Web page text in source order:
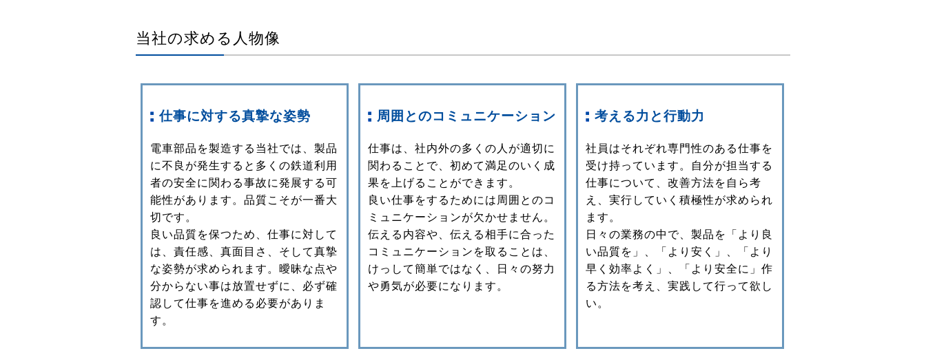
当社の求める人物像
仕事に対する真摯な姿勢
電車部品を製造する当社では、製品
に不良が発生すると多くの鉄道利用
者の安全に関わる事故に発展する可
能性があります。品質こそが一番大
切です。
良い品質を保つため、仕事に対して
は、責任感、真面目さ、そして真摯
な姿勢が求められます。曖昧な点や
分からない事は放置せずに、必ず確
認して仕事を進める必要がありま
す。
周囲とのコミュニケーション
仕事は、社内外の多くの人が適切に
関わることで、初めて満足のいく成
果を上げることができます。
良い仕事をするためには周囲とのコ
ミュニケーションが欠かせません。
伝える内容や、伝える相手に合った
コミュニケーションを取ることは、
けっして簡単ではなく、日々の努力
や勇気が必要になります。
考える力と行動力
社員はそれぞれ専門性のある仕事を
受け持っています。自分が担当する
仕事について、改善方法を自ら考
え、実行していく積極性が求められ
ます。
日々の業務の中で、製品を「より良
い品質を」、「より安く」、「より
早く効率よく」、「より安全に」作
る方法を考え、実践して行って欲し
い。